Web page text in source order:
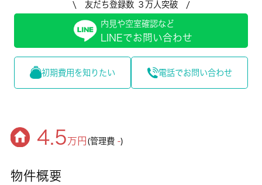
\ 友だち登録数 ３万人突破 /
内見や空室確認など
LINEでお問い合わせ
初期費用を知りたい 電話でお問い合わせ
4.5万円 (管理費-)
物件概要